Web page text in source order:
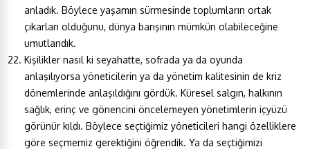
anladık. Böylece yaşamın sürmesinde toplumların ortak
çıkarları olduğunu, dünya barışının mümkün olabileceğine
umutlandık.
Kişilikler nasıl ki seyahatte, sofrada ya da oyunda
anlaşılıyorsa yöneticilerin ya da yönetim kalitesinin de kriz
dönemlerinde anlaşıldığını gördük. Küresel salgın, halkının
sağlık, erinç ve gönencini öncelemeyen yönetimlerin içyüzü
görünür kıldı. Böylece seçtiğimiz yöneticileri hangi özelliklere
göre seçmemiz gerektiğini öğrendik. Ya da seçtiğimizi